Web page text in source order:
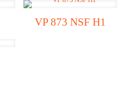
VP 873 NSF H1